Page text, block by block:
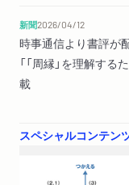
新聞2026/04/12
時事通信より書評が
「「周縁」を理解す
載
朝日新聞で紹介されま
スペシャルコンテン